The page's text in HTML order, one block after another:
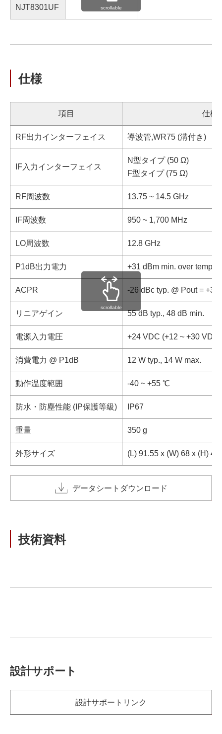
NJT8301UF
scrollable
仕様
項目 仕様
RF出力インターフェイス 導波管,WR75 (溝付き)
IF入力インターフェイス
N型タイプ (50 Ω)
F型タイプ (75 Ω)
RF周波数 13.75 ~ 14.5 GHz
IF周波数 950 ~ 1,700 MHz
LO周波数 12.8 GHz
P1dB出力電力 +31 dBm min. over
ACPR -26 dBc typ. @ Pout = +31
リニアゲイン 55 dB typ., 48 dB min.
電源入力電圧 +24 VDC (+12 ~ +30 VDC)
消費電力 @ P1dB 12 W typ., 14 W max.
動作温度範囲 -40 ~ +55 ℃
防水・防塵性能 (IP保護等級) IP67
重量 350 g
外形サイズ (L) 91.55 x (W) 68 x (H)
scrollable
データシートダウンロード
技術資料
設計サポート
設計サポートリンク